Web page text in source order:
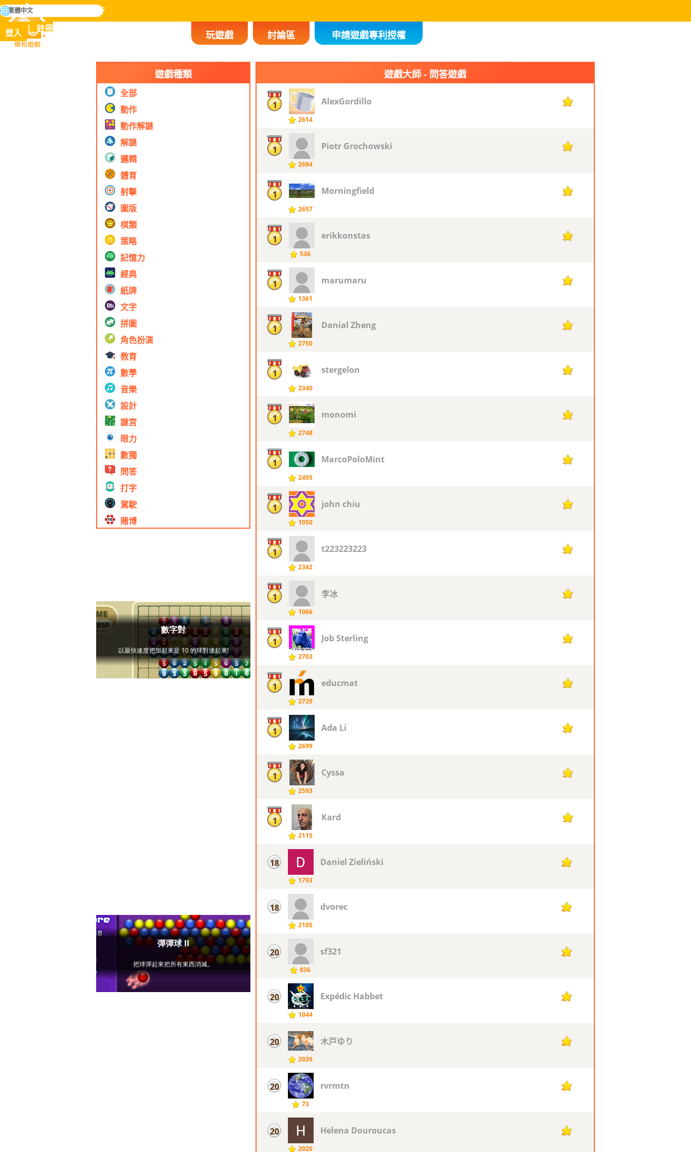
樂和遊戲
掌握人類歷史上所有遊戲
搜
尋
玩遊戲 討論區 申請遊戲專利授權
登入 註冊
繁體中文
遊戲種類
全部
動作
動作解謎
解謎
邏輯
體育
射擊
圖版
棋類
策略
記憶力
經典
紙牌
文字
拼圖
角色扮演
教育
數學
音樂
設計
謎宮
眼力
數獨
問答
打字
駕駛
賭博
遊戲大師 - 問答遊戲
1
2614
AlexGordillo 30
1
2694
Piotr ​Grochowski 30
1
2657
Morningfield 30
1
536
erikkonstas 30
1
1361
marumaru 30
1
2750
Danial Zheng 30
1
2340
stergelon 30
1
2748
monomi 30
1
2495
MarcoPoloMint 30
1
1050
john chiu 30
1
2342
t223223223 30
1
1066
李冰 30
1
2703
Job Sterling 30
1
2729
educmat 30
1
2699
Ada Li 30
1
2593
Cyssa 30
1
2115
Kard 30
18
1793
Daniel Zieliński 29
18
2105
dvorec 29
20
836
sf321 28
20
1044
Expédic Habbet 28
20
2039
木戸ゆり 28
20
73
rvrmtn 28
20
2026
Helena Douroucas 28